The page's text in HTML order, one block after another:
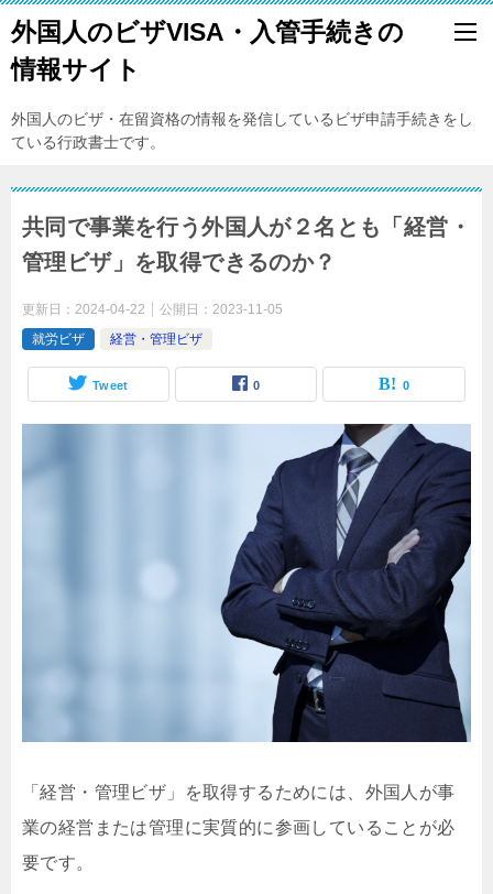
外国人のビザVISA・入管手続きの
情報サイト
外国人のビザ・在留資格の情報を発信しているビザ申請手続きをし
ている行政書士です。
共同で事業を行う外国人が２名とも「経営・
管理ビザ」を取得できるのか？
更新日： 2024-04-22 公開日： 2023-11-05
就労ビザ
経営・管理ビザ
Tweet 0 0
「経営・管理ビザ」を取得するためには、外国人が事
業の経営または管理に実質的に参画していることが必
要です。